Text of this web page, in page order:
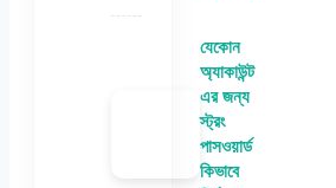
যেকোন
অ্যাকাউন্ট
এর জন্য
স্ট্রং
পাসওয়ার্ড
কিভাবে